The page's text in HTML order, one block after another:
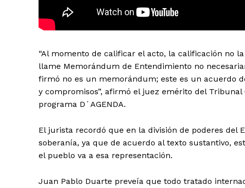
“Al momento de calificar el acto, la calificación no
llame Memorándum de Entendimiento no
firmó no es un memorándum; este es un acuerdo
y compromisos”, afirmó el juez emérito del
programa D´AGENDA.
El jurista recordó que en la división de poderes del
soberanía, ya que de acuerdo al texto sustantivo,
el pueblo va a esa representación.
Juan Pablo Duarte preveía que todo tratado